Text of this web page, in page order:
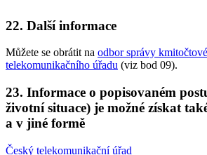
22. Další informace
Můžete se obrátit na odbor správy
telekomunikačního úřadu (viz bod 09).
23. Informace o popisovaném
životní situace) je možné získat
a v jiné formě
Český telekomunikační úřad